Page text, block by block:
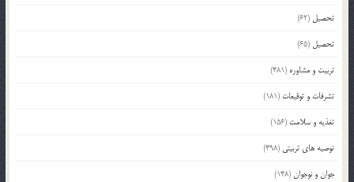
تحصیل (62)
تحصیل (65)
تربیت و مشاوره (481)
تشرفات و توقیعات (181)
تغذیه و سلامت (156)
توصیه های تربیتی (498)
جوان و نوجوان(148)